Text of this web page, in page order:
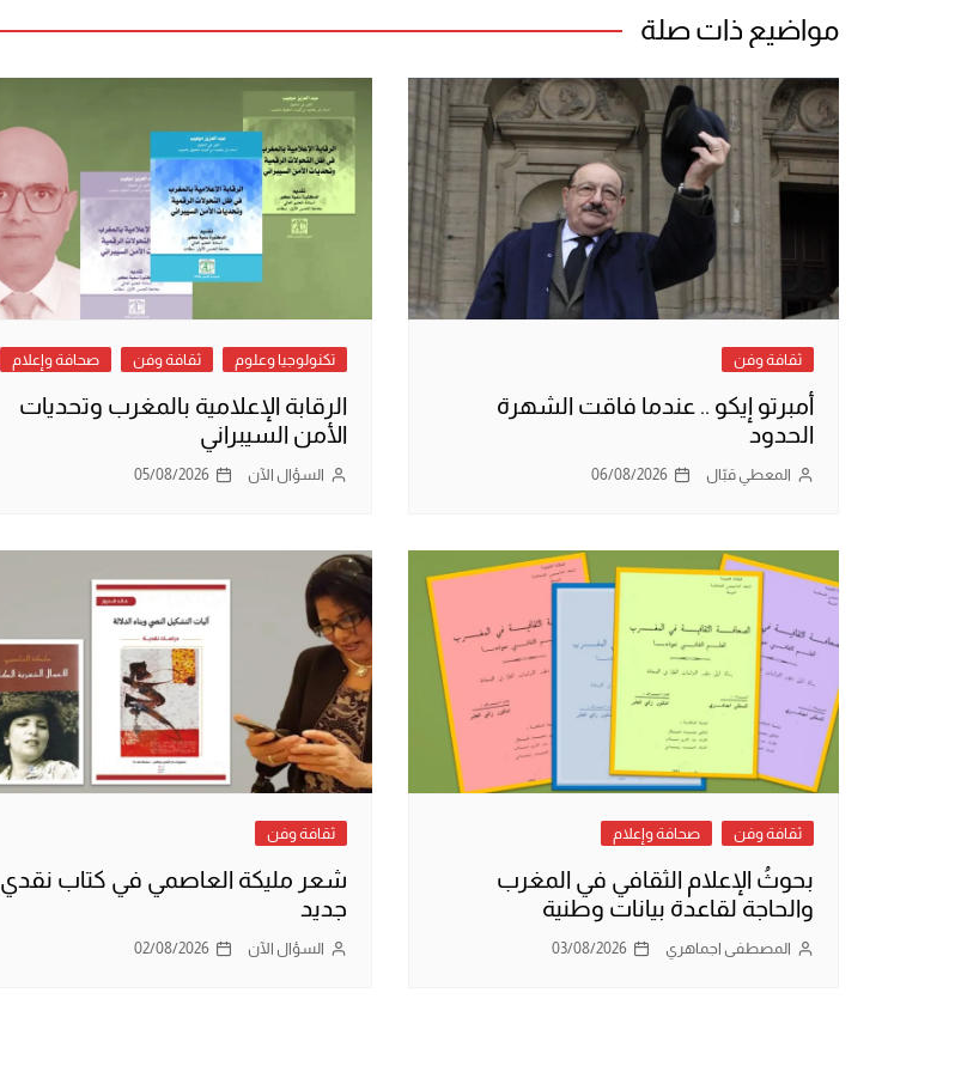
مواضيع ذات صلة
ثقافة وفن
أمبرتو إيكو .. عندما فاقت الشهرة
الحدود
المعطي قبّال 06/08/2026
تكنولوجيا وعلوم ثقافة وفن صحافة وإعلام
الرقابة الإعلامية بالمغرب وتحديات
الأمن السيبراني
السؤال الآن 05/08/2026
ثقافة وفن صحافة وإعلام
بحوثُ الإعلام الثقافي في المغرب
والحاجة لقاعدة بيانات وطنية
المصطفى اجماهري 03/08/2026
ثقافة وفن
شعر مليكة العاصمي في كتاب نقدي
جديد
السؤال الآن 02/08/2026